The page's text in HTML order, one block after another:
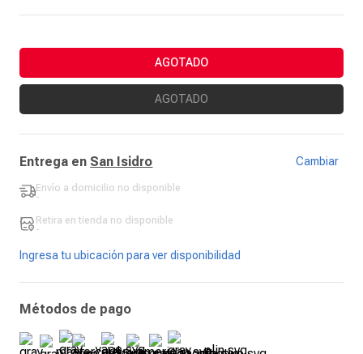
AGOTADO
AGOTADO
Entrega en San Isidro Cambiar
Envío a domicilio no disponible
-
Retira en tienda no disponible
-
Ingresa tu ubicación para ver disponibilidad
Métodos de pago